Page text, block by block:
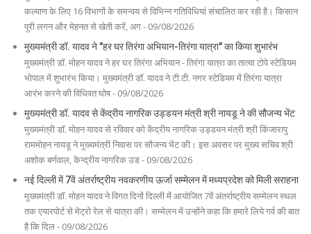
कल्याण के लिए 16 विभागों के समन्वय से विभिन्न गतिविधियां संचालित कर रही है। किसान
पूरी लगन और मेहनत से खेती करें, अग - 09/08/2026
मुख्यमंत्री डॉ. यादव ने "हर घर तिरंगा अभियान-तिरंगा यात्रा" का किया शुभारंभ
मुख्यमंत्री डॉ. मोहन यादव ने हर घर तिरंगा अभियान - तिरंगा यात्रा का तात्या टोपे स्टेडियम
भोपाल में शुभारंभ किया। मुख्यमंत्री डॉ. यादव ने टी.टी. नगर स्टेडियम में तिरंगा यात्रा
आरंभ करने की विधिवत घोष - 09/08/2026
मुख्यमंत्री डॉ. यादव से केंद्रीय नागरिक उड्डयन मंत्री श्री नायडू ने की सौजन्य भेंट
मुख्यमंत्री डॉ. मोहन यादव से रविवार को केंद्रीय नागरिक उड्डयन मंत्री श्री किंजारापु
राममोहन नायडू ने मुख्यमंत्री निवास पर सौजन्य भेंट की। इस अवसर पर मुख्य सचिव श्री
अशोक बर्णवाल, केन्द्रीय नागरिक उड - 09/08/2026
नई दिल्ली में 7वें अंतर्राष्ट्रीय नवकरणीय ऊर्जा सम्मेलन में मध्यप्रदेश को मिली सराहना
मुख्यमंत्री डॉ. मोहन यादव ने विगत दिनों दिल्ली में आयोजित 7वें अंतर्राष्ट्रीय सम्मेलन स्थल
तक एयारपोर्ट से मेट्रो रेल से यात्रा की। सम्मेलन में उन्होंने कहा कि हमारे लिये गर्व की बात
है कि दिल - 09/08/2026